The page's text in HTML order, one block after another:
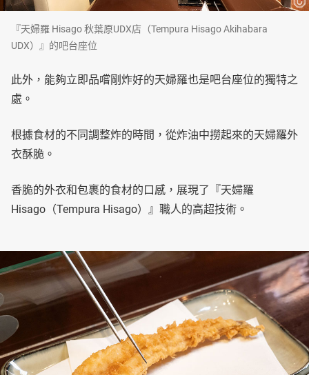
『天婦羅 Hisago 秋葉原UDX店（Tempura Hisago Akihabara
UDX）』的吧台座位
此外，能夠立即品嚐剛炸好的天婦羅也是吧台座位的獨特之
處。
根據食材的不同調整炸的時間，從炸油中撈起來的天婦羅外
衣酥脆。
香脆的外衣和包裹的食材的口感，展現了『天婦羅
Hisago（Tempura Hisago）』職人的高超技術。